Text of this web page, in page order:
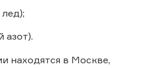
азот).
находятся в Москве,